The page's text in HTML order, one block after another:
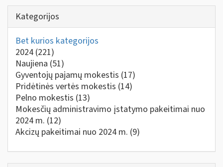
Kategorijos
Bet kurios kategorijos
2024 (221)
Naujiena (51)
Gyventojų pajamų mokestis (17)
Pridėtinės vertės mokestis (14)
Pelno mokestis (13)
Mokesčių administravimo įstatymo pakeitimai nuo
2024 m. (12)
Akcizų pakeitimai nuo 2024 m. (9)